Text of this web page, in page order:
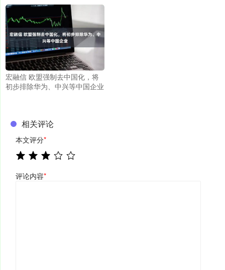
宏融信 欧盟强制去中国化，将
初步排除华为、中兴等中国企业
相关评论
本文评分*
评论内容*